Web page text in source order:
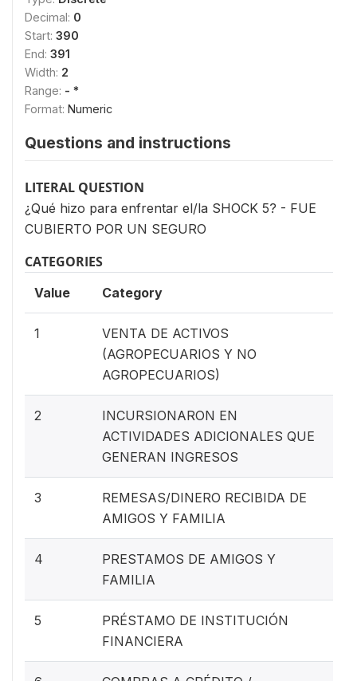
Decimal: 0
Start: 390
End: 391
Width: 2
Range: - *
Format: Numeric
Questions and instructions
LITERAL QUESTION
¿Qué hizo para enfrentar el/la SHOCK 5? - FUE
CUBIERTO POR UN SEGURO
CATEGORIES
Value Category
1
VENTA DE ACTIVOS
(AGROPECUARIOS Y NO
AGROPECUARIOS)
2
INCURSIONARON EN
ACTIVIDADES ADICIONALES QUE
GENERAN INGRESOS
3
REMESAS/DINERO RECIBIDA DE
AMIGOS Y FAMILIA
4
PRESTAMOS DE AMIGOS Y
FAMILIA
5
PRÉSTAMO DE INSTITUCIÓN
FINANCIERA